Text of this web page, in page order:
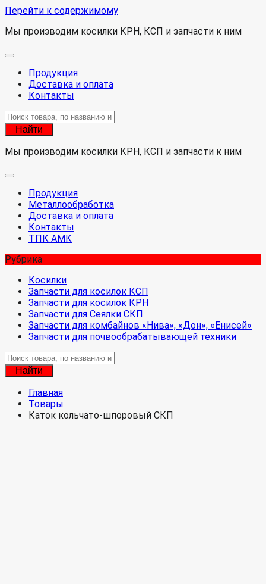
Перейти к содержимому
Мы производим косилки КРН, КСП и запчасти к ним
Продукция
Доставка и оплата
Контакты
Найти
Мы производим косилки КРН, КСП и запчасти к ним
Продукция
Металлообработка
Доставка и оплата
Контакты
ТПК АМК
Рубрика
Косилки
Запчасти для косилок КСП
Запчасти для косилок КРН
Запчасти для Сеялки СКП
Запчасти для комбайнов «Нива», «Дон», «Енисей»
Запчасти для почвообрабатывающей техники
Найти
Главная
Товары
Каток кольчато-шпоровый СКП